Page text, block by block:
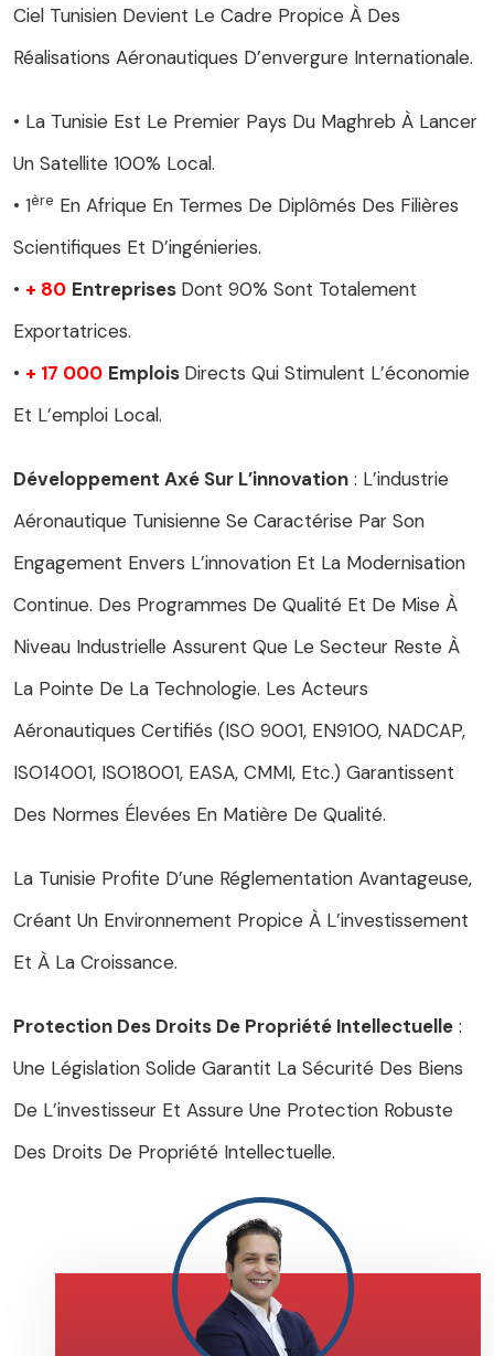
Ciel Tunisien Devient Le Cadre Propice À Des
Réalisations Aéronautiques D’envergure Internationale.
• La Tunisie Est Le Premier Pays Du Maghreb À Lancer
Un Satellite 100% Local.
• 1Ère En Afrique En Termes De Diplômés Des Filières
Scientifiques Et D’ingénieries.
• + 80 Entreprises Dont 90% Sont Totalement
Exportatrices.
• + 17 000 Emplois Directs Qui Stimulent L’économie
Et L’emploi Local.
Développement Axé Sur L’innovation : L’industrie
Aéronautique Tunisienne Se Caractérise Par Son
Engagement Envers L’innovation Et La Modernisation
Continue. Des Programmes De Qualité Et De Mise À
Niveau Industrielle Assurent Que Le Secteur Reste À
La Pointe De La Technologie. Les Acteurs
Aéronautiques Certifiés (ISO 9001, EN9100, NADCAP,
ISO14001, ISO18001, EASA, CMMI, Etc.) Garantissent
Des Normes Élevées En Matière De Qualité.
La Tunisie Profite D’une Réglementation Avantageuse,
Créant Un Environnement Propice À L’investissement
Et À La Croissance.
Protection Des Droits De Propriété Intellectuelle :
Une Législation Solide Garantit La Sécurité Des Biens
De L’investisseur Et Assure Une Protection Robuste
Des Droits De Propriété Intellectuelle.